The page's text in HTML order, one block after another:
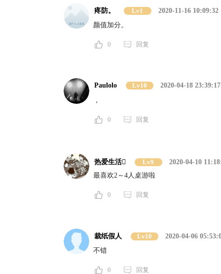
疼防。 Lv1
2020-11-16 10:09:32
颜值加分。
0 回复
Paulolo Lv10
2020-04-18 23:39:17
，
0 回复
热爱生活 Lv9
2020-04-10
最喜欢2～4人桌游啦
0 回复
裁纸假人 Lv10
2020-04-06
不错
0 回复